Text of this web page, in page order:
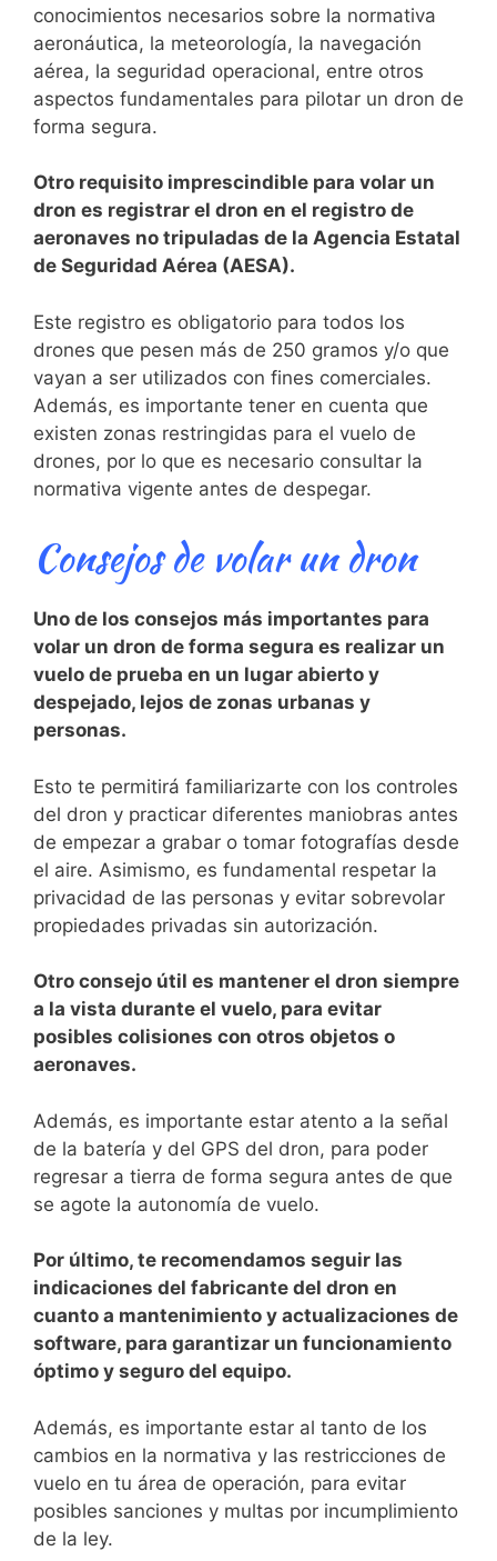
conocimientos necesarios sobre la ⁤normativa
aeronáutica, la ⁢meteorología, ​la navegación
aérea, la seguridad ​operacional, entre otros
aspectos ⁤fundamentales para pilotar⁣ un dron de
forma segura.
Otro requisito imprescindible para volar un
dron es registrar el⁣ dron en el ⁢registro de⁣
aeronaves no ‌tripuladas de la Agencia Estatal
de Seguridad Aérea (AESA).
Este registro⁤ es obligatorio para todos los
drones que pesen ⁣más de 250 gramos y/o que
vayan a ser utilizados con⁣ fines comerciales.
Además, ⁢es importante tener en cuenta que
existen zonas restringidas para el ⁤vuelo de
drones, por lo que es necesario consultar la
normativa vigente antes de⁣ despegar.
Consejos de volar un dron
Uno de los consejos más importantes para
volar un dron de forma‍ segura es realizar un
vuelo ⁢de prueba en un lugar abierto y
despejado, ⁣lejos de zonas urbanas y
personas.⁣
Esto te permitirá familiarizarte con los controles
del dron y practicar diferentes maniobras antes
‌de ‍empezar a grabar o tomar fotografías desde
el aire. Asimismo,‌ es fundamental respetar la
privacidad de las personas y evitar sobrevolar
propiedades privadas‌ sin autorización.
Otro consejo útil es mantener el dron siempre
a la vista durante el vuelo, para evitar
posibles colisiones con otros objetos o
aeronaves.
Además, es‌ importante ⁤estar ⁣atento a la​ señal
de la ‌batería y del GPS del dron, para poder
regresar⁤ a tierra de ⁢forma segura antes de que‌
se agote la autonomía de vuelo.
Por último, te recomendamos seguir las
indicaciones del fabricante del ‍dron en
cuanto a mantenimiento y actualizaciones de
software, para garantizar ⁢un funcionamiento
óptimo y ⁤seguro del equipo.
Además, es importante estar al tanto de los
‍cambios‍ en la normativa y​ las restricciones de
vuelo en ⁢tu área de‌ operación, para evitar
posibles‍ sanciones y multas por incumplimiento
de‍ la​ ley.